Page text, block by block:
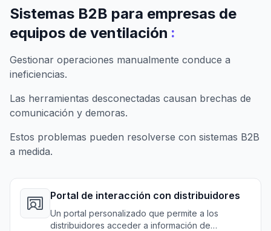
Sistemas B2B para empresas de
equipos de ventilación :
Gestionar operaciones manualmente conduce a
ineficiencias.
Las herramientas desconectadas causan brechas de
comunicación y demoras.
Estos problemas pueden resolverse con sistemas B2B
a medida.
Portal de interacción con distribuidores
Un portal personalizado que permite a los
distribuidores acceder a información de